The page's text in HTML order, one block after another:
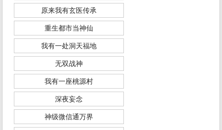
原来我有玄医传承
重生都市当神仙
我有一处洞天福地
无双战神
我有一座桃源村
深夜妄念
神级微信通万界